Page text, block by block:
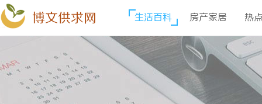
博文供求网 生活百科 房产家居 热